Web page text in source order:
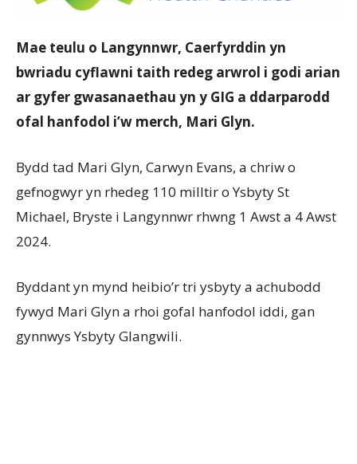
Mae teulu o Langynnwr, Caerfyrddin yn
bwriadu cyflawni taith redeg arwrol i godi arian
ar gyfer gwasanaethau yn y GIG a ddarparodd
ofal hanfodol i’w merch, Mari Glyn.
Bydd tad Mari Glyn, Carwyn Evans, a chriw o
gefnogwyr yn rhedeg 110 milltir o Ysbyty St
Michael, Bryste i Langynnwr rhwng 1 Awst a 4 Awst
2024.
Byddant yn mynd heibio’r tri ysbyty a achubodd
fywyd Mari Glyn a rhoi gofal hanfodol iddi, gan
gynnwys Ysbyty Glangwili.